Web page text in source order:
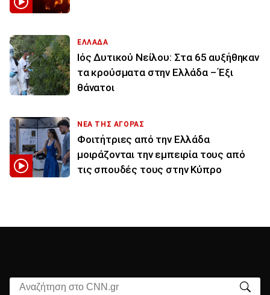
ΕΛΛΑΔΑ
Ιός Δυτικού Νείλου: Στα 65 αυξήθηκαν
τα κρούσματα στην Ελλάδα – Έξι
θάνατοι
ΝΕΑ ΤΗΣ ΑΓΟΡΑΣ
Φοιτήτριες από την Ελλάδα
μοιράζονται την εμπειρία τους από
τις σπουδές τους στην Κύπρο
Αναζήτηση στο CNN.gr